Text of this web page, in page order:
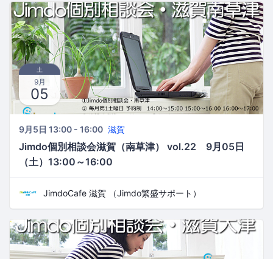
土
9月
05
9月5日 13:00 - 16:00 滋賀
Jimdo個別相談会滋賀（南草津） vol.22 9月05日
（土）13:00～16:00
JimdoCafe 滋賀 （Jimdo繁盛サポート）